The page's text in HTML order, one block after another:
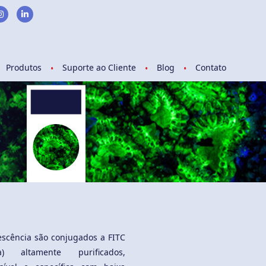
Produtos Suporte ao Cliente Blog Contato
são conjugados a FITC
altamente purificados,